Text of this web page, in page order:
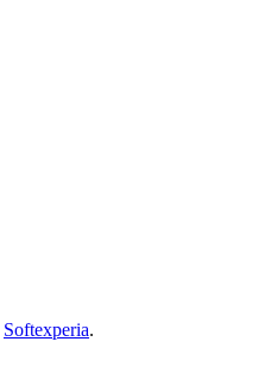
Softexperia.